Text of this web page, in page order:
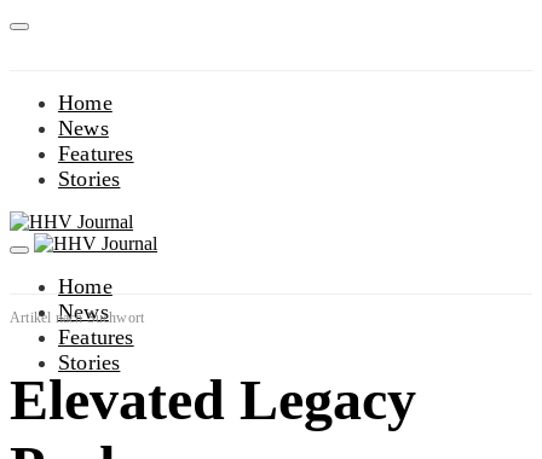
Home
News
Features
Stories
Home
News
Features
Stories
Artikel nach Suchwort
Elevated Legacy